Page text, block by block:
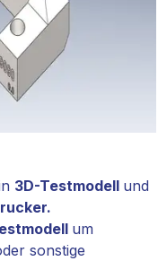
3D-Testmodell und
um
sonstige